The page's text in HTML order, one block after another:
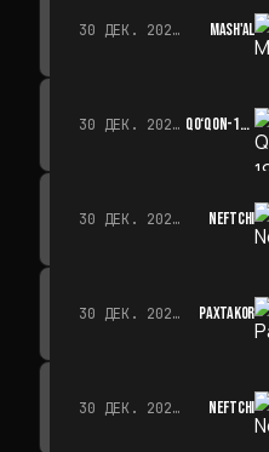
30 ДЕК. 2026 Г. · 19:00 MASH'AL
30 ДЕК. 2026 Г. · 19:00 QO‘QON-1912
30 ДЕК. 2026 Г. · 19:00 NEFTCHI
30 ДЕК. 2026 Г. · 19:00 PAXTAKOR
30 ДЕК. 2026 Г. · 19:00 NEFTCHI